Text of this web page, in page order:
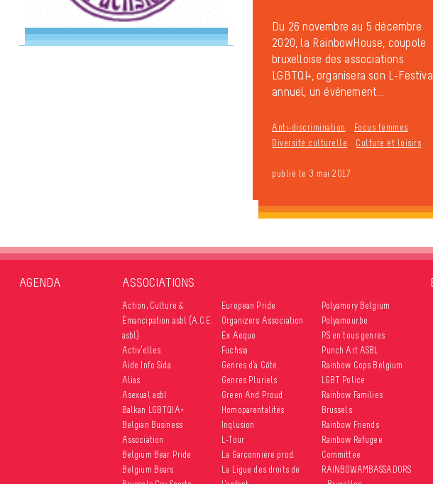
Du 26 novembre au 5 décembre
2020, la RainbowHouse, coupole
bruxelloise des associations
LGBTQI+, organisera son L-
annuel, un évènement...
Anti-discrimination
Focus femmes
Diversité culturelle
Culture et loisirs
publié le 3 mai 2017
AGENDA ASSOCIATIONS
Action, Culture &
Émancipation asbl (A.C.E.
asbl)
Activ’elles
Aide Info Sida
Alias
Asexual asbl
Balkan LGBTQIA+
Belgian Business
Association
Belgium Bear Pride
Belgium Bears
European Pride
Organizers Association
Ex Aequo
Fuchsia
Genres d’à Côté
Genres Pluriels
Green And Proud
Homoparentalités
Inqlusion
L-Tour
La Garçonnière prod.
La Ligue des droits de
Polyamory Belgium
Polyamour.be
PS en tous genres
Punch Art ASBL
Rainbow Cops Belgium
LGBT Police
Rainbow Families
Brussels
Rainbow Friends
Rainbow Refugee
Committee
RAINBOWAMBASSADORS